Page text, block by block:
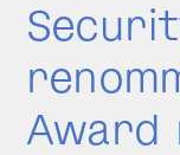
Award